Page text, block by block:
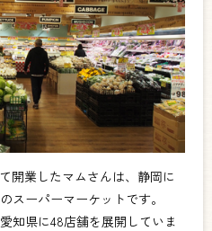
開業したマムさんは、静岡に
スーパーマーケットです。
知県に48店舗を展開していま